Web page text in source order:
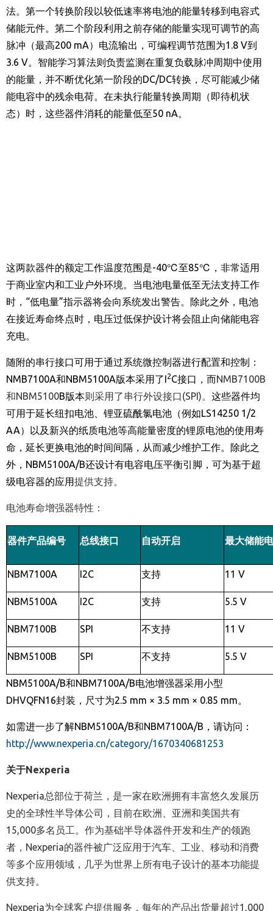
法。第一个转换阶段以较低速率将电池的能量转移到电容式
储能元件。第二个阶段利用之前存储的能量实现可调节的高
脉冲（最高200 mA）电流输出，可编程调节范围为1.8 V到
3.6 V。智能学习算法则负责监测在重复负载脉冲周期中使用
的能量，并不断优化第一阶段的DC/DC转换，尽可能减少储
能电容中的残余电荷。在未执行能量转换周期（即待机状
态）时，这些器件消耗的能量低至50 nA。
这两款器件的额定工作温度范围是-40℃至85℃，非常适用
于商业室内和工业户外环境。当电池电量低至无法支持工作
时，“低电量”指示器将会向系统发出警告。除此之外，电池
在接近寿命终点时，电压过低保护设计将会阻止向储能电容
充电。
随附的串行接口可用于通过系统微控制器进行配置和控制：
NMB7100A和NBM5100A版本采用了I2C接口，而NMB7100B
和NBM5100B版本则采用了串行外设接口(SPI)。 这些器件均
可用于延长纽扣电池、锂亚硫酰氯电池（例如LS14250 1/2
AA）以及新兴的纸质电池等高能量密度的锂原电池的使用寿
命，延长更换电池的时间间隔，从而减少维护工作。除此之
外， NBM5100A/B还设计有电容电压平衡引脚，可为基于超
级电容器的应用提供支持。
电池寿命增强器特性：
器件产品编号 总线接口 自动开启 最大储能
NBM7100A I2C 支持 11 V
NBM5100A I2C 支持 5.5 V
NBM7100B SPI 不支持 11 V
NBM5100B SPI 不支持 5.5 V
NBM5100A/B和NBM7100A/B电池增强器采用小型
DHVQFN16封装，尺寸为2.5 mm × 3.5 mm × 0.85 mm。
如需进一步了解NBM5100A/B和NBM7100A/B ，请访问：
http://www.nexperia.cn/category/1670340681253
关于Nexperia
Nexperia总部位于荷兰，是一家在欧洲拥有丰富悠久发展历
史的全球性半导体公司，目前在欧洲、亚洲和美国共有
15,000多名员工。作为基础半导体器件开发和生产的领跑
者，Nexperia的器件被广泛应用于汽车、工业、移动和消费
等多个应用领域，几乎为世界上所有电子设计的基本功能提
供支持。
Nexperia为全球客户提供服务，每年的产品出货量超过1,000